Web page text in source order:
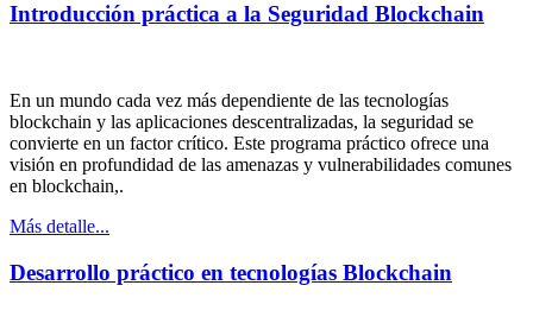
Introducción práctica a la Seguridad Blockchain
En un mundo cada vez más dependiente de las tecnologías
blockchain y las aplicaciones descentralizadas, la seguridad se
convierte en un factor crítico. Este programa práctico ofrece una
visión en profundidad de las amenazas y vulnerabilidades comunes
en blockchain,.
Más detalle...
Desarrollo práctico en tecnologías Blockchain